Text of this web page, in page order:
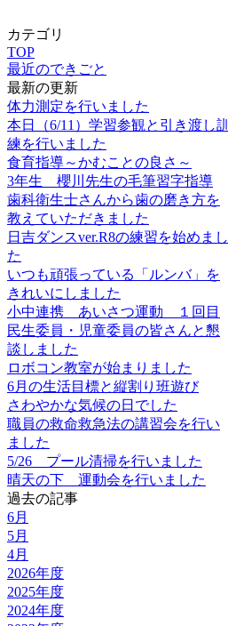
カテゴリ
TOP
最近のできごと
最新の更新
体力測定を行いました
本日（6/11）学習参観と引き渡し訓
練を行いました
食育指導～かむことの良さ～
3年生 櫻川先生の毛筆習字指導
歯科衛生士さんから歯の磨き方を
教えていただきました
日吉ダンスver.R8の練習を始めまし
た
いつも頑張っている「ルンバ」を
きれいにしました
小中連携 あいさつ運動 １回目
民生委員・児童委員の皆さんと懇
談しました
ロボコン教室が始まりました
6月の生活目標と縦割り班遊び
さわやかな気候の日でした
職員の救命救急法の講習会を行い
ました
5/26 プール清掃を行いました
晴天の下 運動会を行いました
過去の記事
6月
5月
4月
2026年度
2025年度
2024年度